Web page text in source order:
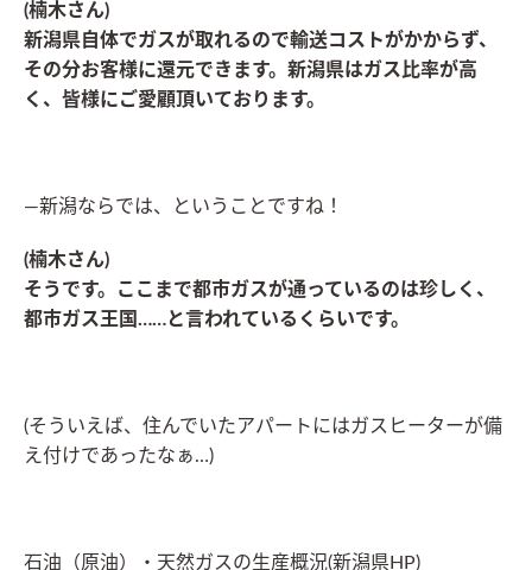
(楠木さん)
新潟県自体でガスが取れるので輸送コストがかからず、
その分お客様に還元できます。新潟県はガス比率が高
く、皆様にご愛顧頂いております。
―新潟ならでは、ということですね！
(楠木さん)
そうです。ここまで都市ガスが通っているのは珍しく、
都市ガス王国……と言われているくらいです。
(そういえば、住んでいたアパートにはガスヒーターが備
え付けであったなぁ…)
石油（原油）・天然ガスの生産概況(新潟県HP)